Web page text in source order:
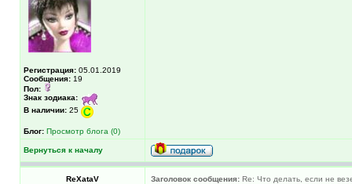
Регистрация: 05.01.2019
Сообщения: 19
Пол:
Знак зодиака:
В наличии: 25
Блог: Просмотр блога (0)
Вернуться к началу
ReXataV Заголовок сообщения: Re: Что делать, если не